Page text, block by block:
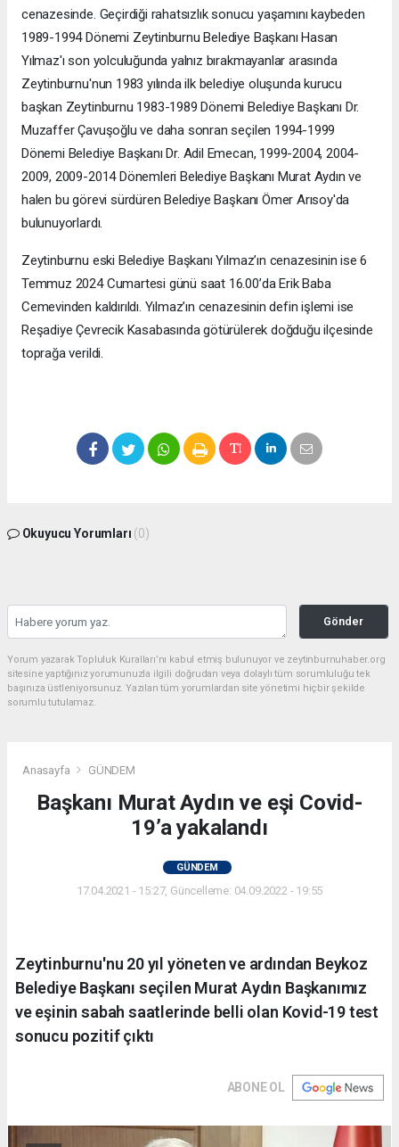
cenazesinde. Geçirdiği rahatsızlık sonucu yaşamını kaybeden
1989-1994 Dönemi Zeytinburnu Belediye Başkanı Hasan
Yılmaz'ı son yolculuğunda yalnız bırakmayanlar arasında
Zeytinburnu'nun 1983 yılında ilk belediye oluşunda kurucu
başkan Zeytinburnu 1983-1989 Dönemi Belediye Başkanı Dr.
Muzaffer Çavuşoğlu ve daha sonran seçilen 1994-1999
Dönemi Belediye Başkanı Dr. Adil Emecan, 1999-2004, 2004-
2009, 2009-2014 Dönemleri Belediye Başkanı Murat Aydın ve
halen bu görevi sürdüren Belediye Başkanı Ömer Arısoy'da
bulunuyorlardı.
Zeytinburnu eski Belediye Başkanı Yılmaz’ın cenazesinin ise 6
Temmuz 2024 Cumartesi günü saat 16.00’da Erik Baba
Cemevinden kaldırıldı. Yılmaz’ın cenazesinin defin işlemi ise
Reşadiye Çevrecik Kasabasında götürülerek doğduğu ilçesinde
toprağa verildi.
Okuyucu Yorumları (0)
Gönder
Yorum yazarak Topluluk Kuralları’nı kabul etmiş bulunuyor ve zeytinburnuhaber.org
sitesine yaptığınız yorumunuzla ilgili doğrudan veya dolaylı tüm sorumluluğu tek
başınıza üstleniyorsunuz. Yazılan tüm yorumlardan site yönetimi hiçbir şekilde
sorumlu tutulamaz.
Anasayfa GÜNDEM
Başkanı Murat Aydın ve eşi Covid-
19’a yakalandı
GÜNDEM
17.04.2021 - 15:27, Güncelleme: 04.09.2022 - 19:55
Zeytinburnu'nu 20 yıl yöneten ve ardından Beykoz
Belediye Başkanı seçilen Murat Aydın Başkanımız
ve eşinin sabah saatlerinde belli olan Kovid-19 test
sonucu pozitif çıktı
ABONE OL